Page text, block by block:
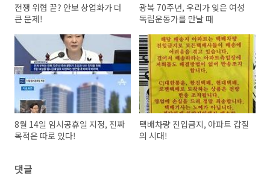
전쟁 위협 끝? 안보 상업화가 더
큰 문제!
광복 70주년, 우리가 잊은 여성
독립운동가를 만날 때
8월 14일 임시공휴일 지정, 진짜
목적은 따로 있다!
택배차량 진입금지, 아파트 갑질
의 시대!
댓글